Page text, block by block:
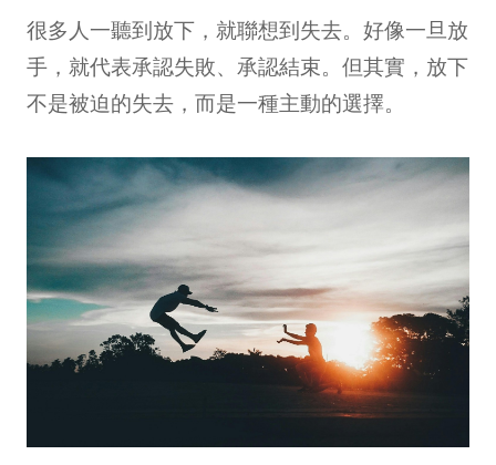
很多人一聽到放下，就聯想到失去。好像一旦放
手，就代表承認失敗、承認結束。但其實，放下
不是被迫的失去，而是一種主動的選擇。